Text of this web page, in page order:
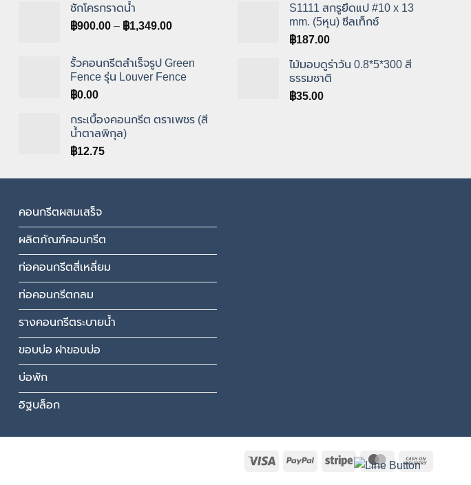
ชักโครกราดน้ำ
฿900.00 – ฿1,349.00Price
through
฿1,349.00
รั้วคอนกรีตสำเร็จรูป Green
Fence รุ่น Louver Fence
฿0.00
กระเบื้องคอนกรีต ตราเพชร (สี
น้ำตาลพิกุล)
฿12.75
S1111 สกรูยึดแป #10 x 13
mm. (5หุน) ซีลเท็กซ์
฿187.00
ไม้มอบดูร่าวัน 0.8*5*300 สี
ธรรมชาติ
฿35.00
คอนกรีตผสมเสร็จ
ผลิตภัณฑ์คอนกรีต
ท่อคอนกรีตสี่เหลี่ยม
ท่อคอนกรีตกลม
รางคอนกรีตระบายน้ำ
ขอบบ่อ ฝาขอบบ่อ
บ่อพัก
อิฐบล็อก
Visa PayPal Stripe MasterCard